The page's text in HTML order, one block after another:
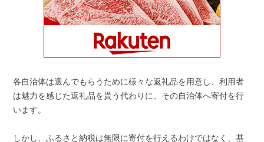
各自治体は選んでもらうために様々な返礼品を用意し、利用者
は魅力を感じた返礼品を貰う代わりに、その自治体へ寄付を行
います。
しかし、ふるさと納税は無限に寄付を行えるわけではなく、基